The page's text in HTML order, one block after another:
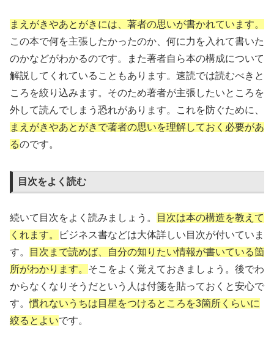
まえがきやあとがきには、著者の思いが書かれています。
この本で何を主張したかったのか、何に力を入れて書いた
のかなどがわかるのです。また著者自ら本の構成について
解説してくれていることもあります。速読では読むべきと
ころを絞り込みます。そのため著者が主張したいところを
外して読んでしまう恐れがあります。これを防ぐために、
まえがきやあとがきで著者の思いを理解しておく必要があ
るのです。
目次をよく読む
続いて目次をよく読みましょう。
目次は本の構造を教えて
くれます。
ビジネス書などは大体詳しい目次が付いていま
す。
目次まで読めば、自分の知りたい情報が書いている箇
所がわかります。 そこをよく覚えておきましょう。後でわ
からなくなりそうだという人は付箋を貼っておくと安心で
す。慣れないうちは目星をつけるところを3箇所くらいに
絞るとよいです。